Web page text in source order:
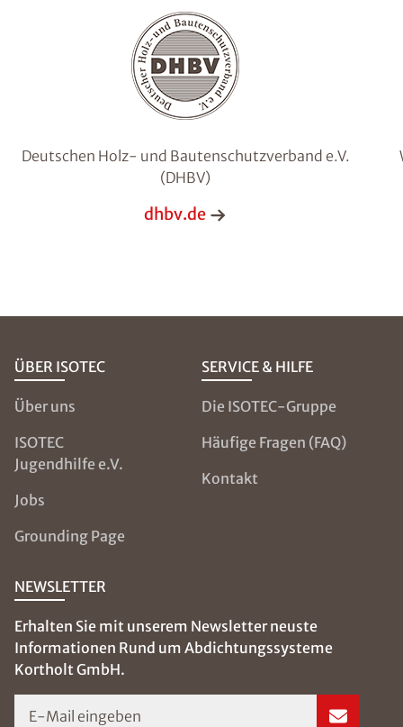
Deutschen Holz- und Bautenschutzverband e.V.
(DHBV)
dhbv.de
ÜBER ISOTEC
Über uns
ISOTEC
Jugendhilfe e.V.
Jobs
Grounding Page
SERVICE & HILFE
Die ISOTEC-Gruppe
Häufige Fragen (FAQ)
Kontakt
NEWSLETTER
Erhalten Sie mit unserem Newsletter neuste
Informationen Rund um Abdichtungssysteme
Kortholt GmbH.
E-Mail eingeben